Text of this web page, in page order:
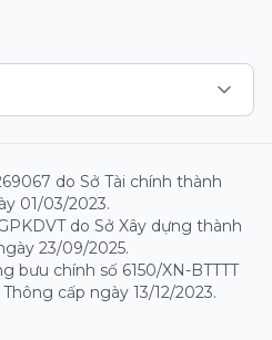
do Sở Tài chính thành
01/03/2023.
do Sở Xây dựng thành
23/09/2025.
bưu chính số 6150/XN-BTTTT
cấp ngày 13/12/2023.